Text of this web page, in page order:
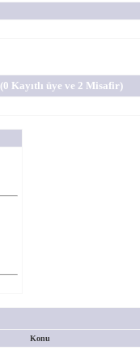
(0 Kayıtlı üye ve 2 Misafir)
Konu